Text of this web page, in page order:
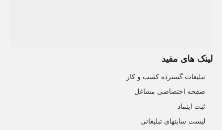
لینک های مفید
تبلیغات گسترده کسب و کار
صفحه اختصاصی مشاغل
ثبت اینماد
لیست سایتهای تبلیغاتی